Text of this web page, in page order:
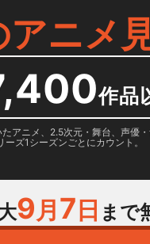
アニメ
作品
アニメ、2.5次元・舞台、声優
ズ1シーズンごとにカウント。
9月 7 日 まで